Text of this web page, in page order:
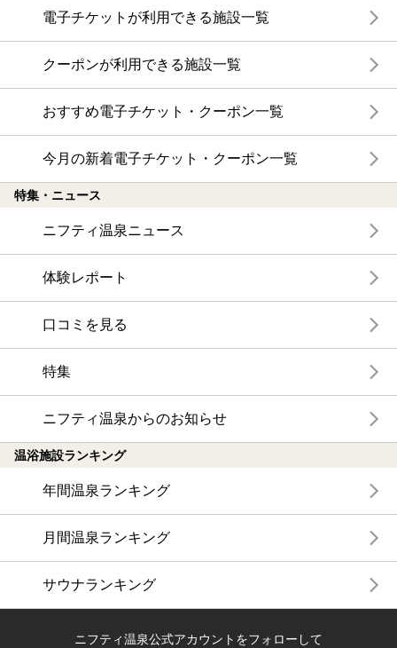
電子チケットが利用できる施設一覧
クーポンが利用できる施設一覧
おすすめ電子チケット・クーポン一覧
今月の新着電子チケット・クーポン一覧
特集・ニュース
ニフティ温泉ニュース
体験レポート
口コミを見る
特集
ニフティ温泉からのお知らせ
温浴施設ランキング
年間温泉ランキング
月間温泉ランキング
サウナランキング
ニフティ温泉公式アカウントをフォローして